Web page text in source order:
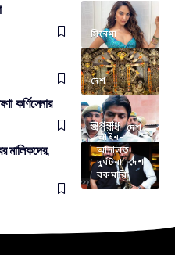
সিনেমা
দেশ
অপরাধ দেশ
কর্ণিসেনার
অপরাধ
আইন-
আদালত
দুর্ঘটনা দেশ
রকমারি
মালিকদের,